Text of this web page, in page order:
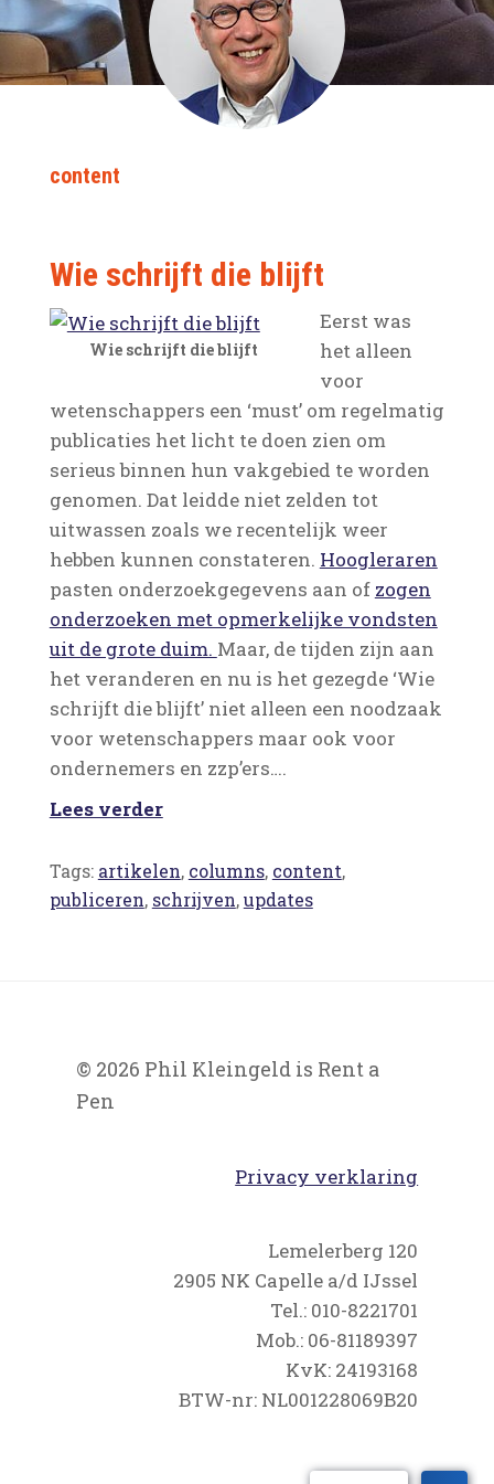
content
Wie schrijft die blijft
Wie schrijft die blijft
Eerst was
het alleen
voor
wetenschappers een ‘must’ om regelmatig
publicaties het licht te doen zien om
serieus binnen hun vakgebied te worden
genomen. Dat leidde niet zelden tot
uitwassen zoals we recentelijk weer
hebben kunnen constateren. Hoogleraren
pasten onderzoekgegevens aan of zogen
onderzoeken met opmerkelijke vondsten
uit de grote duim. Maar, de tijden zijn aan
het veranderen en nu is het gezegde ‘Wie
schrijft die blijft’ niet alleen een noodzaak
voor wetenschappers maar ook voor
ondernemers en zzp’ers….
Lees verder
Tags: artikelen, columns, content,
publiceren, schrijven,updates
© 2026 Phil Kleingeld is Rent a
Pen
Privacy verklaring
Lemelerberg 120
2905 NK Capelle a/d IJssel
Tel.: 010-8221701
Mob.: 06-81189397
KvK: 24193168
BTW-nr: NL001228069B20